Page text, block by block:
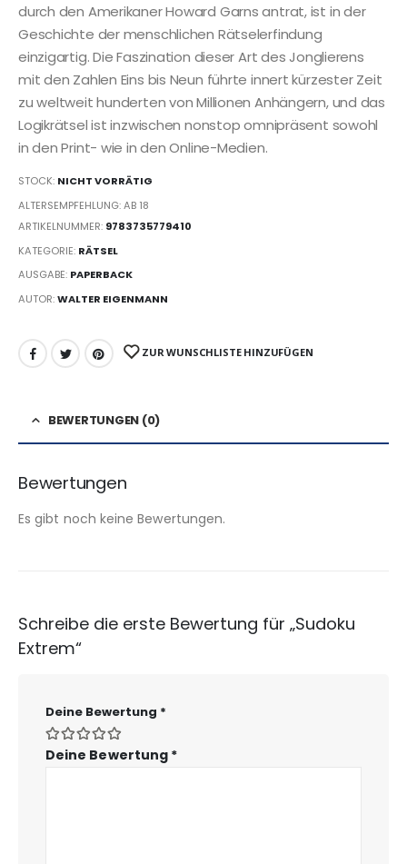
durch den Amerikaner Howard Garns antrat, ist in der
Geschichte der menschlichen Rätselerfindung
einzigartig. Die Faszination dieser Art des Jonglierens
mit den Zahlen Eins bis Neun führte innert kürzester Zeit
zu weltweit hunderten von Millionen Anhängern, und das
Logikrätsel ist inzwischen nonstop omnipräsent sowohl
in den Print- wie in den Online-Medien.
STOCK: NICHT VORRÄTIG
ALTERSEMPFEHLUNG: AB 18
ARTIKELNUMMER: 9783735779410
KATEGORIE: RÄTSEL
AUSGABE: PAPERBACK
AUTOR:WALTER EIGENMANN
ZUR WUNSCHLISTE HINZUFÜGEN
BEWERTUNGEN (0)
Bewertungen
Es gibt noch keine Bewertungen.
Schreibe die erste Bewertung für „Sudoku
Extrem“
Deine Bewertung *
Deine Bewertung *